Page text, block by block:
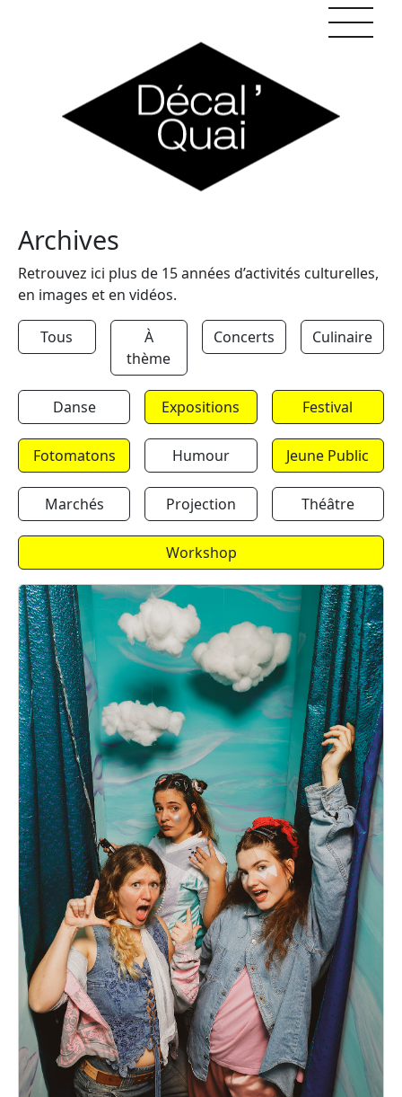
Archives
Retrouvez ici plus de 15 années d’activités culturelles,
en images et en vidéos.
Tous
À
thème
Concerts Culinaire
Danse Expositions Festival
Fotomatons Humour Jeune Public
Marchés Projection Théâtre
Workshop